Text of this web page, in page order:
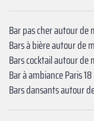
Bar pas cher autour de
Bars à bière autour de
Bars cocktail autour de
Bar à ambiance Paris 18
Bars dansants autour